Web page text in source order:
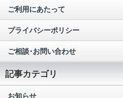
ご利用にあたって
プライバシーポリシー
ご相談･お問い合わせ
記事カテゴリ
お知らせ